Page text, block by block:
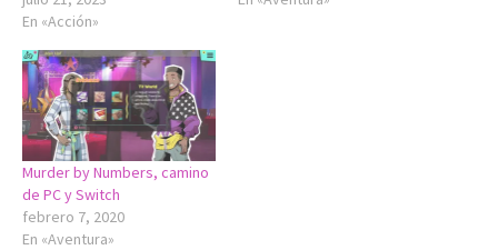
En «Acción»
Murder by Numbers, camino
de PC y Switch
febrero 7, 2020
En «Aventura»